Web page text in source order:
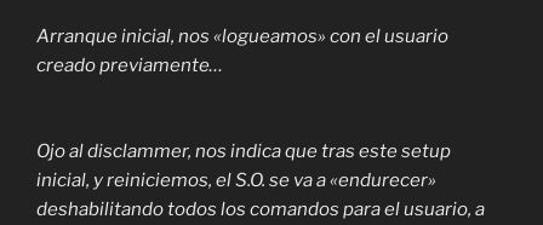
Arranque inicial, nos «logueamos» con el usuario
creado previamente…
Ojo al disclammer, nos indica que tras este setup
inicial, y reiniciemos, el S.O. se va a «endurecer»
deshabilitando todos los comandos para el usuario, a